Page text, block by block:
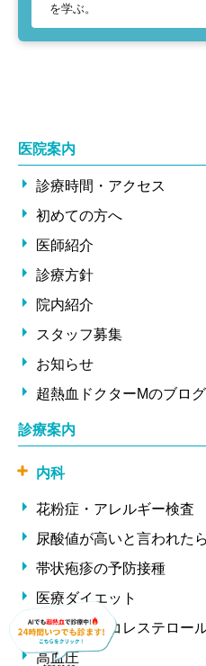
を学ぶ。
医院案内
診療時間・アクセス
初めての方へ
医師紹介
診療方針
院内紹介
スタッフ募集
お知らせ
超熱血ドクターMのブログ
診療案内
内科
花粉症・アレルギー検査
尿酸値が高いと言われたら
帯状疱疹の予防接種
医療ダイエット
高脂血症（コレステロー
高血圧